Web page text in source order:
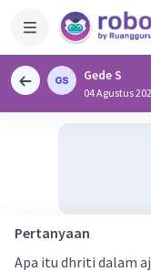
Gede S
04 Agustus
Pertanyaan
Apa itu dhriti dalam